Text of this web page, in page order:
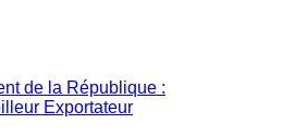
de la République :
Exportateur